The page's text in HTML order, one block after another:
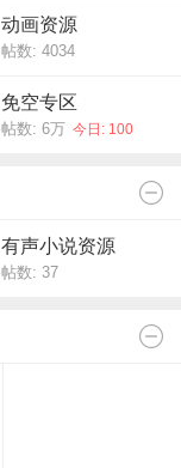
动画资源
帖数: 4034
免空专区
帖数: 6万 今日: 100
有声小说资源
帖数: 37